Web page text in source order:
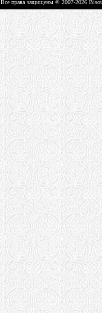
Все права защищены © 2007-2026